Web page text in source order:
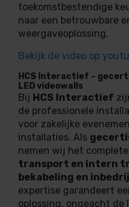
toekomstbestendige
naar een betrouwbare
weergaveoplossing.
Bekijk de video op
HCS Interactief –
LED videowalls
Bij HCS Interactief
de professionele
voor zakelijke
installaties. Als
nemen wij het
transport en intern
bekabeling en
expertise garandeert
oplossing, ongeacht